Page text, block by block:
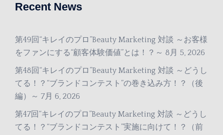
Recent News
第49回“キレイのプロ”Beauty Marketing 対談 ～お客様
をファンにする“顧客体験価値”とは！？～ 8月 5, 2026
第48回“キレイのプロ”Beauty Marketing 対談 ～どうし
てる！？“ブランドコンテスト”の巻き込み方！？（後
編）～ 7月 6, 2026
第47回“キレイのプロ”Beauty Marketing 対談 ～どうし
てる！？“ブランドコンテスト”実施に向けて！？（前